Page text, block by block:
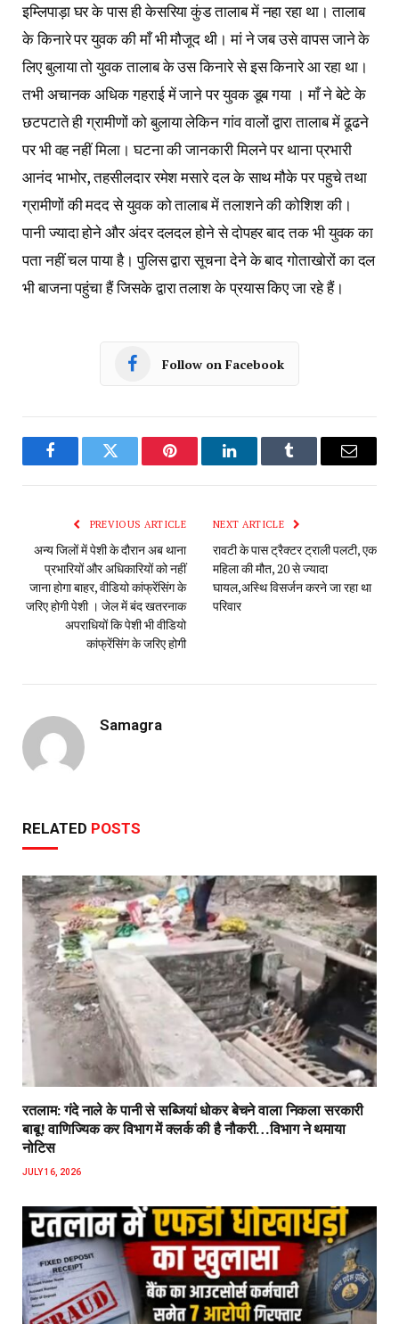
इम्लिपाड़ा घर के पास ही केसरिया कुंड तालाब में नहा रहा था। तालाब
के किनारे पर युवक की माँ भी मौजूद थी। मां ने जब उसे वापस जाने के
लिए बुलाया तो युवक तालाब के उस किनारे से इस किनारे आ रहा था।
तभी अचानक अधिक गहराई में जाने पर युवक डूब गया । माँ ने बेटे के
छटपटाते ही ग्रामीणों को बुलाया लेकिन गांव वालों द्वारा तालाब में ढूढने
पर भी वह नहीं मिला। घटना की जानकारी मिलने पर थाना प्रभारी
आनंद भाभोर, तहसीलदार रमेश मसारे दल के साथ मौके पर पहुचे तथा
ग्रामीणों की मदद से युवक को तालाब में तलाशने की कोशिश की।
पानी ज्यादा होने और अंदर दलदल होने से दोपहर बाद तक भी युवक का
पता नहीं चल पाया है। पुलिस द्वारा सूचना देने के बाद गोताखोरों का दल
भी बाजना पहुंचा हैं जिसके द्वारा तलाश के प्रयास किए जा रहे हैं।
Follow on Facebook
FacebookTwitter Pinterest LinkedInTumblr Email
PREVIOUS ARTICLE
अन्य जिलों में पेशी के दौरान अब थाना
प्रभारियों और अधिकारियों को नहीं
जाना होगा बाहर, वीडियो कांफ्रेंसिंग के
जरिए होगी पेशी । जेल में बंद खतरनाक
अपराधियों कि पेशी भी वीडियो
कांफ्रेंसिंग के जरिए होगी
NEXT ARTICLE
रावटी के पास ट्रैक्टर ट्राली पलटी, एक
महिला की मौत, 20 से ज्यादा
घायल,अस्थि विसर्जन करने जा रहा था
परिवार
Samagra
RELATED POSTS
रतलाम: गंदे नाले के पानी से सब्जियां धोकर बेचने वाला निकला सरकारी
बाबू! वाणिज्यिक कर विभाग में क्लर्क की है नौकरी…विभाग ने थमाया
नोटिस
JULY 16, 2026